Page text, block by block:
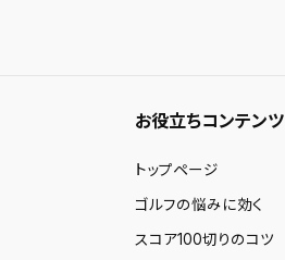
お役立ちコンテンツ
トップページ
ゴルフの悩みに効く
スコア100切りのコツ